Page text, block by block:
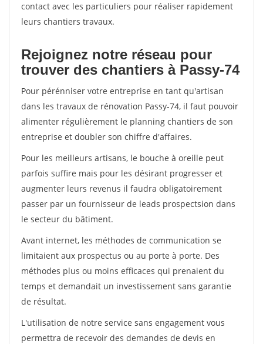
contact avec les particuliers pour réaliser rapidement
leurs chantiers travaux.
Rejoignez notre réseau pour
trouver des chantiers à Passy-74
Pour pérénniser votre entreprise en tant qu'artisan
dans les travaux de rénovation Passy-74, il faut pouvoir
alimenter régulièrement le planning chantiers de son
entreprise et doubler son chiffre d'affaires.
Pour les meilleurs artisans, le bouche à oreille peut
parfois suffire mais pour les désirant progresser et
augmenter leurs revenus il faudra obligatoirement
passer par un fournisseur de leads prospectsion dans
le secteur du bâtiment.
Avant internet, les méthodes de communication se
limitaient aux prospectus ou au porte à porte. Des
méthodes plus ou moins efficaces qui prenaient du
temps et demandait un investissement sans garantie
de résultat.
L'utilisation de notre service sans engagement vous
permettra de recevoir des demandes de devis en